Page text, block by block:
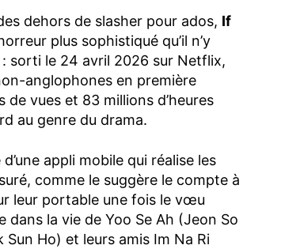
dehors de slasher pour ados, If
plus sophistiqué qu’il n’y
: sorti le 24 avril 2026 sur Netflix,
anglophones en première
vues et 83 millions d’heures
au genre du drama.
appli mobile qui réalise les
comme le suggère le compte à
leur portable une fois le vœu
la vie de Yoo Se Ah (Jeon So
Ho) et leurs amis Im Na Ri